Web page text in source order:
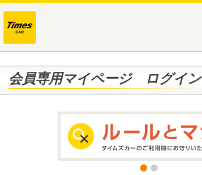
会員専用マイページ ログイン